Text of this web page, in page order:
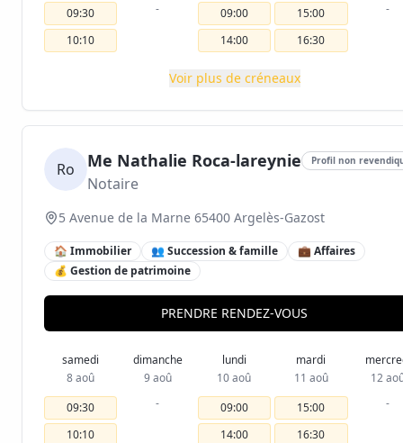
09:30
10:10
-
09:00
14:00
15:00
16:30
-
Voir plus de créneaux
Ro Me Nathalie Roca-lareynie Profil non
Notaire
5 Avenue de la Marne 65400 Argelès-Gazost
🏠 Immobilier 👥 Succession & famille
💼 Affaires
💰 Gestion de patrimoine
PRENDRE RENDEZ-VOUS
samedi
8 aoû
09:30
10:10
dimanche
9 aoû
-
lundi
10 aoû
09:00
14:00
mardi
11 aoû
15:00
16:30
12
-